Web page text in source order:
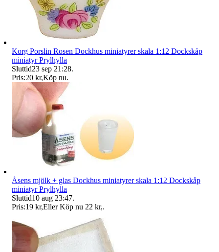
Korg Porslin Rosen Dockhus miniatyrer skala 1:12 Dockskåp
miniatyr Prylhylla
Sluttid23 sep 21:28.
Pris:20 kr,Köp nu.
Åsens mjölk + glas Dockhus miniatyrer skala 1:12 Dockskåp
miniatyr Prylhylla
Sluttid10 aug 23:47.
Pris:19 kr,Eller Köp nu 22 kr,.